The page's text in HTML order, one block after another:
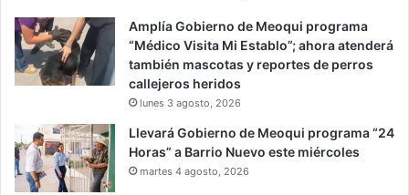
Amplía Gobierno de Meoqui programa
“Médico Visita Mi Establo”; ahora atenderá
también mascotas y reportes de perros
callejeros heridos
lunes 3 agosto, 2026
Llevará Gobierno de Meoqui programa “24
Horas” a Barrio Nuevo este miércoles
martes 4 agosto, 2026